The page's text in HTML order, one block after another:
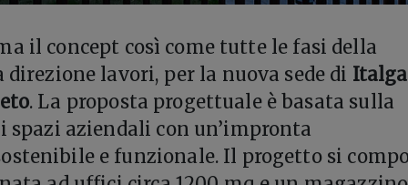
il concept così come tutte le fasi della
lavori, per la nuova sede di
. La proposta progettuale è basata sulla
aziendali con un’impronta
e funzionale. Il progetto si